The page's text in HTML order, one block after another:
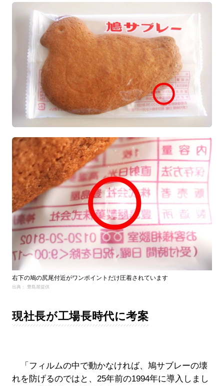
右下の鳩の尻尾付近がワンポイントだけ圧着されています
出典： 豊島屋提供
現社長が工場長時代に考案
「フィルムの中で動かなければ、鳩サブレーの壊
れを防げるのではと、25年前の1994年に導入しまし